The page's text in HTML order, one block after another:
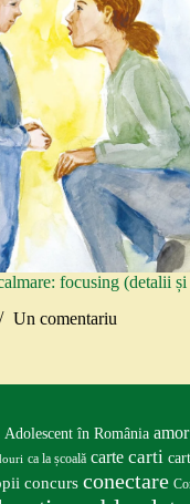
focusing (detalii și
Un comentariu
Adolescent în România amor
ca la școală carte carti
concurs conectare